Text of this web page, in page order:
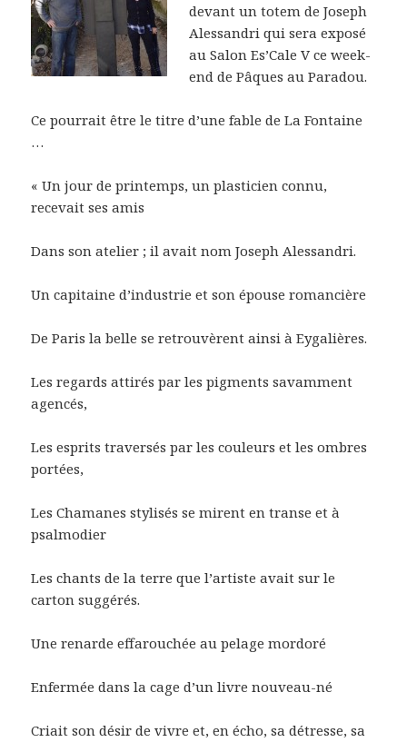
devant un totem de Joseph
Alessandri qui sera exposé
au Salon Es’Cale V ce week-
end de Pâques au Paradou.
Ce pourrait être le titre d’une fable de La Fontaine
…
« Un jour de printemps, un plasticien connu,
recevait ses amis
Dans son atelier ; il avait nom Joseph Alessandri.
Un capitaine d’industrie et son épouse romancière
De Paris la belle se retrouvèrent ainsi à Eygalières.
Les regards attirés par les pigments savamment
agencés,
Les esprits traversés par les couleurs et les ombres
portées,
Les Chamanes stylisés se mirent en transe et à
psalmodier
Les chants de la terre que l’artiste avait sur le
carton suggérés.
Une renarde effarouchée au pelage mordoré
Enfermée dans la cage d’un livre nouveau-né
Criait son désir de vivre et, en écho, sa détresse, sa